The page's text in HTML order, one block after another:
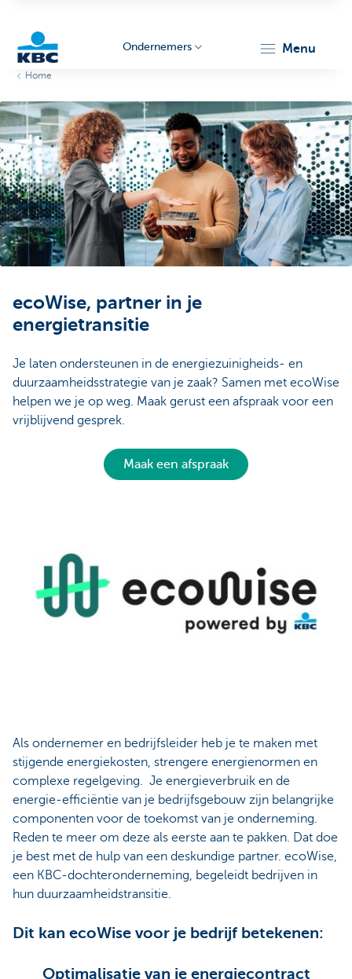
Ondernemers
Ondernemers menu
Home
ecoWise, partner in je
energietransitie
Je laten ondersteunen in de energiezuinigheids- en
duurzaamheidsstrategie van je zaak? Samen met ecoWise
helpen we je op weg. Maak gerust een afspraak voor een
vrijblijvend gesprek.
Maak een afspraak
Als ondernemer en bedrijfsleider heb je te maken met
stijgende energiekosten, strengere energienormen en
complexe regelgeving. Je energieverbruik en de
energie-efficiëntie van je bedrijfsgebouw zijn belangrijke
componenten voor de toekomst van je onderneming.
Reden te meer om deze als eerste aan te pakken. Dat doe
je best met de hulp van een deskundige partner. ecoWise,
een KBC-dochteronderneming, begeleidt bedrijven in
hun duurzaamheidstransitie.
Dit kan ecoWise voor je bedrijf betekenen:
Optimalisatie van je energiecontract